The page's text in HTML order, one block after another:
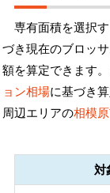
専有面積を選択
づき現在のブロッ
額を算定できます
ョン相場に基づき
周辺エリアの相模
対